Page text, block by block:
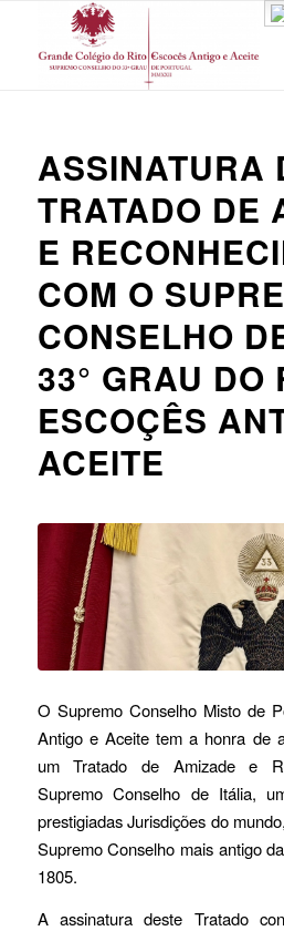
ASSINATURA
TRATADO DE
E
COM O
CONSELHO
33° GRAU DO
ESCOÇÊS
ACEITE
O Supremo Conselho Misto de
Antigo e Aceite tem a honra de
um Tratado de Amizade e
Supremo Conselho de Itália,
prestigiadas Jurisdições do
Supremo Conselho mais antigo
1805.
A assinatura deste Tratado